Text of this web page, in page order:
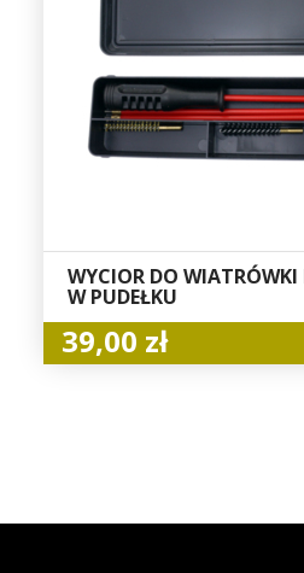
WYCIOR DO
W PUDEŁKU
39,00 zł